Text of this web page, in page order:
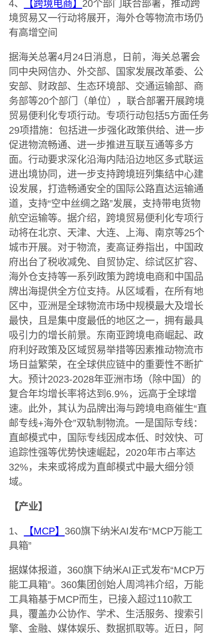
4、 【跨境电商】 20个部门联合部署，推动跨
境贸易又一行动将展开，海外仓等物流市场仍
有高增空间
据海关总署4月24日消息，日前，海关总署会
同中央网信办、外交部、国家发展改革委、公
安部、财政部、生态环境部、交通运输部、商
务部等20个部门（单位），联合部署开展跨境
贸易便利化专项行动。专项行动包括5方面任务
29项措施：包括进一步强化政策供给、进一步
促进物流畅通、进一步推进互联互通等多方
面。行动要求深化沿海内陆沿边地区多式联运
进出境协同，进一步支持跨境班列集结中心建
设发展，打造畅通安全的国际公路直达运输通
道，支持“空中丝绸之路”发展，支持带电货物
航空运输等。据介绍，跨境贸易便利化专项行
动将在北京、天津、大连、上海、南京等25个
城市开展。对于物流，麦高证券指出，中国政
府出台了税收减免、自贸协定、综试区扩容、
海外仓支持等一系列政策为跨境电商和中国品
牌出海提供全方位支持。从区域看，在所有地
区中，亚洲是全球物流市场中规模最大及增长
最快，且是集中度最低的地区之一，拥有最具
吸引力的增长前景。东南亚跨境电商崛起、政
府利好政策及区域贸易举措等因素推动物流市
场日益繁荣，在全球供应链中的重要性不断扩
大。预计2023-2028年亚洲市场（除中国）的
复合年均增长率将达到6.9%，远高于全球增
速。此外，其认为品牌出海与跨境电商催生“直
邮专线+海外仓”双轨制物流。一是国际专线：
直邮模式中，国际专线因成本低、时效快、可
追踪性强等优势快速崛起，2020年市占率达
32%，未来或将成为直邮模式中最大细分领
域。
【产业】
1、 【MCP】 360旗下纳米AI发布“MCP万能工
具箱”
据媒体报道，360旗下纳米AI正式发布“MCP万
能工具箱”。360集团创始人周鸿祎介绍，万能
工具箱基于MCP而生，已接入超过110款工
具，覆盖办公协作、学术、生活服务、搜索引
擎、金融、媒体娱乐、数据抓取等。近日，阿